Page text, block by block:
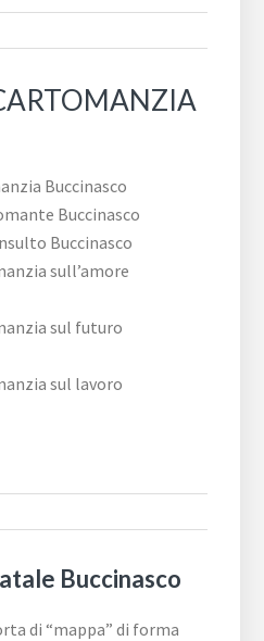
Buccinasco
Buccinasco
Buccinasco
sull’amore
sul futuro
sul lavoro
Buccinasco
di “mappa” di forma